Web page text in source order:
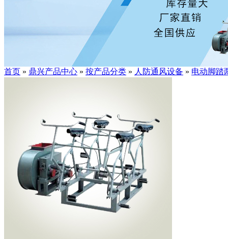
首页 » 鼎兴产品中心 » 按产品分类 » 人防通风设备 » 电动脚踏